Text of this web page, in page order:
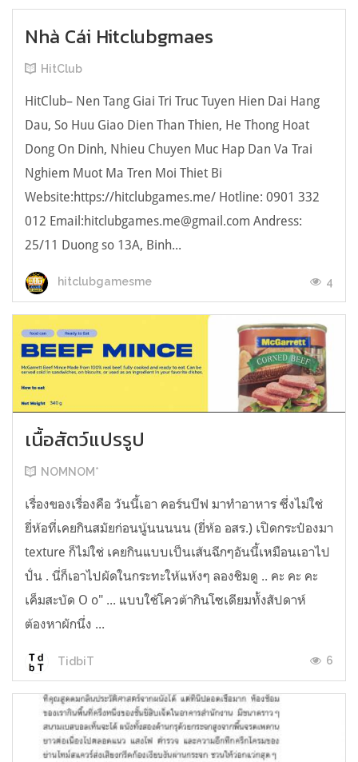
Nhà Cái Hitclubgmaes
HitClub
HitClub– Nen Tang Giai Tri Truc Tuyen Hien Dai Hang
Dau, So Huu Giao Dien Than Thien, He Thong Hoat
Dong On Dinh, Nhieu Chuyen Muc Hap Dan Va Trai
Nghiem Muot Ma Tren Moi Thiet Bi
Website:https://hitclubgames.me/ Hotline: 0901 332
012 Email:hitclubgames.me@gmail.com Andress:
25/11 Duong so 13A, Binh...
hitclubgamesme 4
เนื้อสัตว์แปรรูป
NOMNOM*
เรื่องของเรื่องคือ วันนี้เอา คอร์นบีฟ มาทำอาหาร ซึ่งไม่ใช่
ยี่ห้อที่เคยกินสมัยก่อนนู้นนนนน (ยี่ห้อ อสร.) เปิดกระป๋องมา
texture ก็ไม่ใช่ เคยกินแบบเป็นเส้นฉีกๆอันนี้เหมือนเอาไป
ปั่น . นี่ก็เอาไปผัดในกระทะให้แห้งๆ ลองชิมดู .. คะ คะ คะ
เค็มสะบัด O o" ... แบบใช้โควต้ากินโซเดียมทั้งสัปดาห์
ต้องหาผักนึ่ง ...
TidbiT 6